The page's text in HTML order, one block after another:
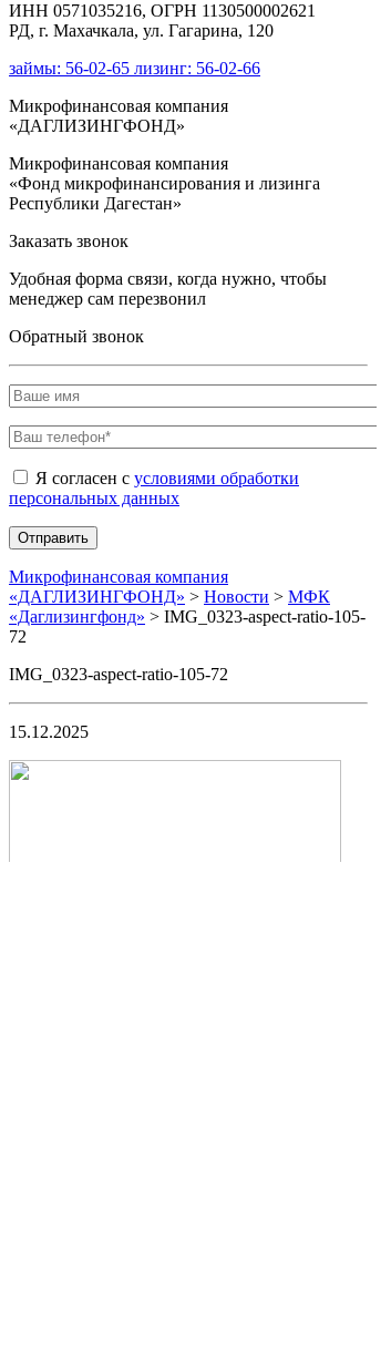
ИНН 0571035216, ОГРН 1130500002621
РД, г. Махачкала, ул. Гагарина, 120
займы: 56-02-65 лизинг: 56-02-66
Микрофинансовая компания
«ДАГЛИЗИНГФОНД»
Микрофинансовая компания
«Фонд микрофинансирования и лизинга
Республики Дагестан»
Заказать звонок
Удобная форма связи, когда нужно, чтобы
менеджер сам перезвонил
Обратный звонок
Я согласен с условиями обработки
персональных данных
Микрофинансовая компания
«ДАГЛИЗИНГФОНД» > Новости > МФК
«Даглизингфонд» > IMG_0323-aspect-ratio-105-
72
IMG_0323-aspect-ratio-105-72
15.12.2025